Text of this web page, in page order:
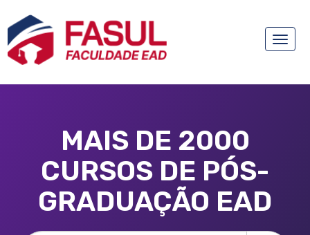
Toggle
MAIS DE 2000
CURSOS DE PÓS-
GRADUAÇÃO EAD